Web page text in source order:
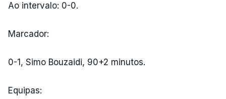
Ao intervalo: 0-0.
Marcador:
0-1, Simo Bouzaidi, 90+2 minutos.
Equipas: